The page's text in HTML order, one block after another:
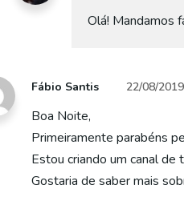
Olá! Mandamos
Fábio Santis 22/08/2019
Boa Noite,
Primeiramente parabéns
Estou criando um canal
Gostaria de saber mais